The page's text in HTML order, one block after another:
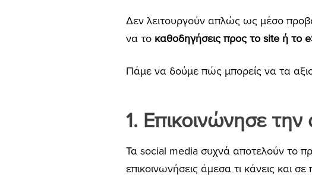
Δεν λειτουργούν απλώς ως μέσο
να το καθοδηγήσεις προς το site ή το
Πάμε να δούμε πώς μπορείς να τα
1. Επικοινώνησε την
Τα social media συχνά αποτελούν το
επικοινωνήσεις άμεσα τι κάνεις και